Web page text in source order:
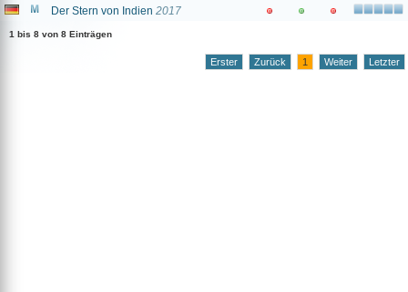
Der Stern von Indien 2017
1 bis 8 von 8 Einträgen
Erster Zurück 1 Weiter Letzter